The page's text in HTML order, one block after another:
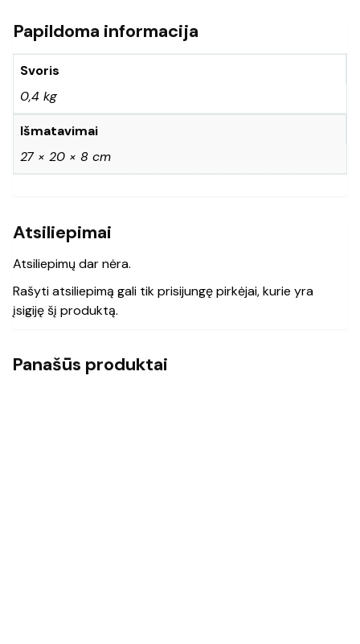
Papildoma informacija
Svoris
0,4 kg
Išmatavimai
27 × 20 × 8 cm
Atsiliepimai
Atsiliepimų dar nėra.
Rašyti atsiliepimą gali tik prisijungę pirkėjai, kurie yra
įsigiję šį produktą.
Panašūs produktai